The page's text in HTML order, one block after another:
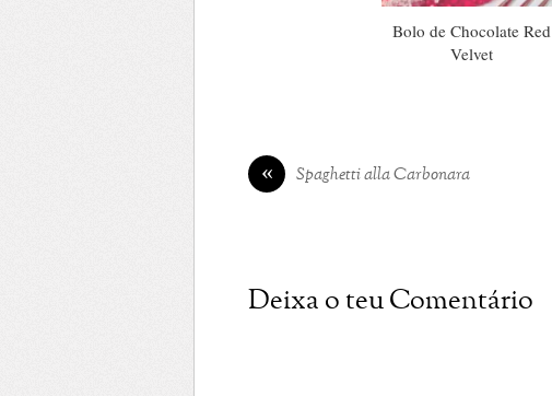
Bolo de Chocolate Red
Velvet
« Spaghetti alla Carbonara
Deixa o teu Comentário